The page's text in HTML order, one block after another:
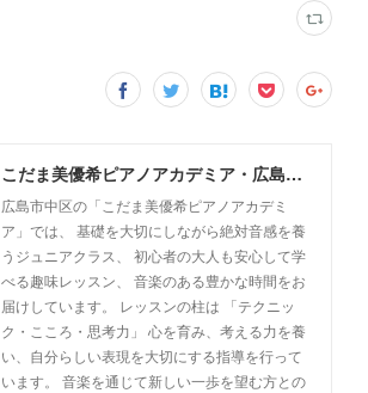
こだま美優希ピアノアカデミア・広島市中区
広島市中区の「こだま美優希ピアノアカデミ
ア」では、 基礎を大切にしながら絶対音感を養
うジュニアクラス、 初心者の大人も安心して学
べる趣味レッスン、 音楽のある豊かな時間をお
届けしています。 レッスンの柱は 「テクニッ
ク・こころ・思考力」 心を育み、考える力を養
い、自分らしい表現を大切にする指導を行って
います。 音楽を通じて新しい一歩を望む方との